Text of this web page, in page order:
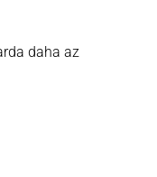
daha az